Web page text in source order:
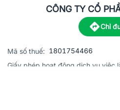
CÔNG TY CỔ
Chỉ
Mã số thuế: 1801754466
Giấy phép hoạt động dịch vụ việc